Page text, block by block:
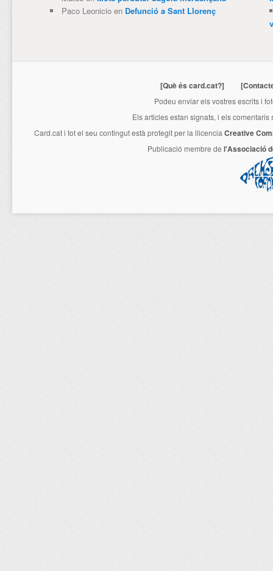
Paco Leonicioen Defunció a Sant Llorenç
[Què és card.cat?]
Podeu enviar els vostres escrits i
Els articles estan signats, i els
Card.cati tot el seu contingut està protegit per la llicencia Creative
Publicació membre de l'Associació